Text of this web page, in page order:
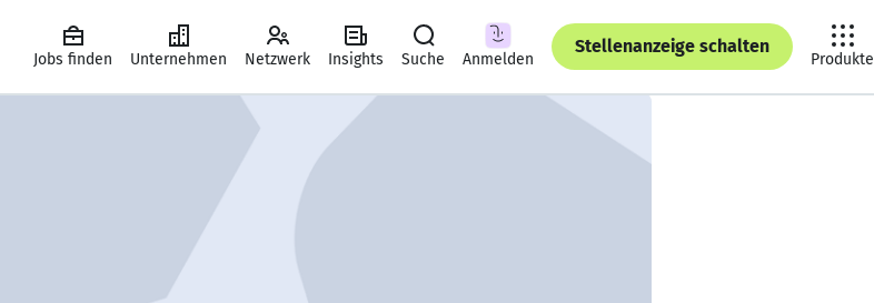
Jobs finden Unternehmen Netzwerk Insights Suche Anmelden
Stellenanzeige schalten
Produkte